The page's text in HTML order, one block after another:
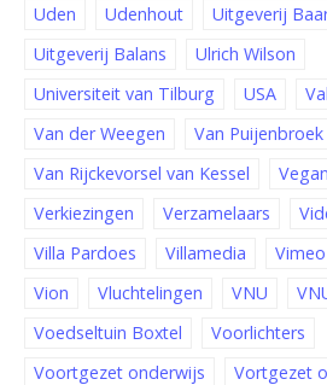
Uden
Udenhout
Uitgeverij
Uitgeverij Balans
Ulrich Wilson
Universiteit van Tilburg
USA
Van der Weegen
Van Puijenbroek
Van Rijckevorsel van Kessel
Verkiezingen
Verzamelaars
Villa Pardoes
Villamedia Vimeo
Vion
Vluchtelingen VNU
Voedseltuin Boxtel
Voorlichters
Voortgezet onderwijs
Vortgezet